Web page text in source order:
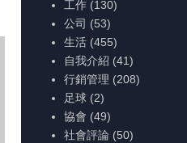
工作 (130)
公司 (53)
生活 (455)
自我介紹 (41)
行銷管理 (208)
足球 (2)
協會 (49)
社會評論 (50)